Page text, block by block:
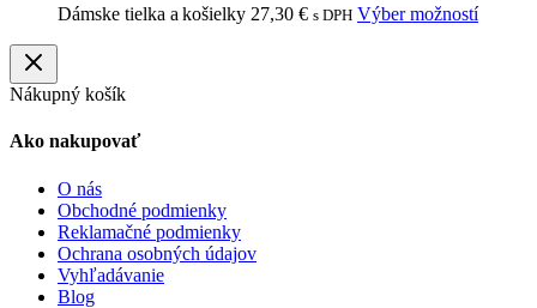
Dámske tielka a košielky 27,30 € s DPH Výber možností
Nákupný košík
Ako nakupovať
O nás
Obchodné podmienky
Reklamačné podmienky
Ochrana osobných údajov
Vyhľadávanie
Blog